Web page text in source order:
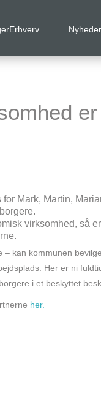
Nyheder
Mark, Martin,
virksomhed, så
– kan kommunen
Her er ni
i et beskyttet
her.